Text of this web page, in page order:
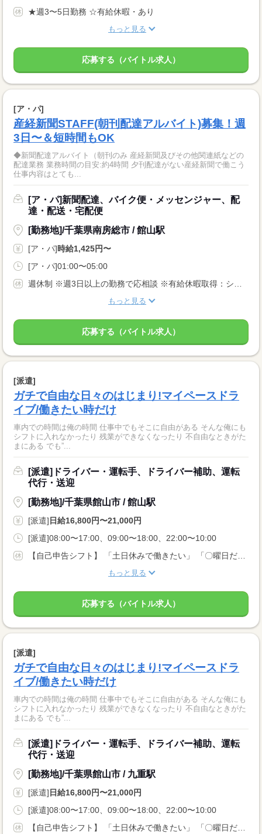
★週3〜5日勤務 ☆有給休暇・あり
もっと見る
応募する（バイトル求人）
[ア・パ]
産経新聞STAFF(朝刊配達アルバイト)募集！週
3日〜＆短時間もOK
◆新聞配達アルバイト（朝刊のみ 産経新聞及びその他関連紙などの
配達業務 業務時間の目安:約4時間 夕刊配達がない産経新聞で働こう
仕事内容はとても...
[ア・パ]新聞配達、バイク便・メッセンジャー、配
達・配送・宅配便
[勤務地]/千葉県南房総市 / 館山駅
[ア・パ]時給1,425円〜
[ア・パ]01:00〜05:00
週休制 ※週3日以上の勤務で応相談 ※有給休暇取得：シフト調整で可能な限り、積極的に取り組んでいます。
もっと見る
応募する（バイトル求人）
[派遣]
ガチで自由な日々のはじまり!マイペースドラ
イブ/働きたい時だけ
車内での時間は俺の時間 仕事中でもそこに自由がある そんな俺にも
シフトに入れなかったり 残業ができなくなったり 不自由なときがた
まにある でも”...
[派遣]ドライバー・運転手、ドライバー補助、運転
代行・送迎
[勤務地]/千葉県館山市 / 館山駅
[派遣] 日給16,800円〜21,000円
[派遣]08:00〜17:00、09:00〜18:00、22:00〜10:00
【自己申告シフト】 「土日休みで働きたい」 「〇曜日だけ働きたい」 働きたい日は事前に選べます。 お休み希望の曜日・時間についても 面談の際に教えてくださいね。 ※こちらは中型以上のお仕事の例です
もっと見る
応募する（バイトル求人）
[派遣]
ガチで自由な日々のはじまり!マイペースドラ
イブ/働きたい時だけ
車内での時間は俺の時間 仕事中でもそこに自由がある そんな俺にも
シフトに入れなかったり 残業ができなくなったり 不自由なときがた
まにある でも”...
[派遣]ドライバー・運転手、ドライバー補助、運転
代行・送迎
[勤務地]/千葉県館山市 / 九重駅
[派遣] 日給16,800円〜21,000円
[派遣]08:00〜17:00、09:00〜18:00、22:00〜10:00
【自己申告シフト】 「土日休みで働きたい」 「〇曜日だけ働きたい」 働きたい日は事前に選べます。 お休み希望の曜日・時間についても 面談の際に教えてくださいね。 ※こちらは中型以上のお仕事の例です